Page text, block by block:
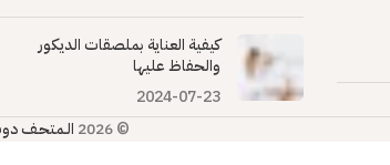
كيفية العناية بملصقات الديكور
والحفاظ عليها
2024-07-23
© 2026 الـمتحـف